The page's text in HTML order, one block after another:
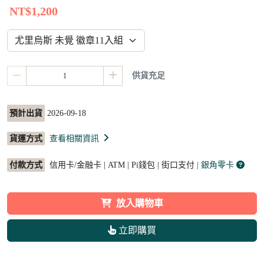
NT$1,200
供貨充足
預計出貨 2026-09-18
貨運方式 查看相關資訊
付款方式 信用卡/金融卡 | ATM | Pi錢包 | 街口支付 | 銀角零卡
放入購物車
立即購買